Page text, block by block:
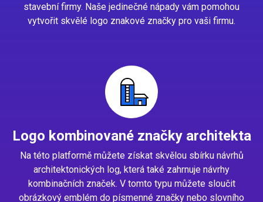
stavební firmy. Naše jedinečné nápady vám pomohou
vytvořit skvělé logo znakové značky pro vaši firmu.
Logo kombinované značky architekta
Na této platformě můžete získat skvělou sbírku návrhů
architektonických log, která také zahrnuje návrhy
kombinačních značek. V tomto typu můžete sloučit
obrázkový emblém do písmenné značky nebo slovního